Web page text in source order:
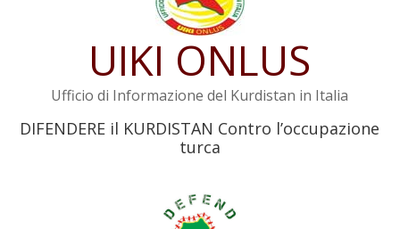
Non tenere conto della situazione di Rêber Apo ostacolerebbe
Il KNK chiede un’azione internazionale contro i crimini di guerra
UIKI ONLUS
Ufficio di Informazione del Kurdistan in Italia
DIFENDERE il KURDISTAN Contro l’occupazione
turca